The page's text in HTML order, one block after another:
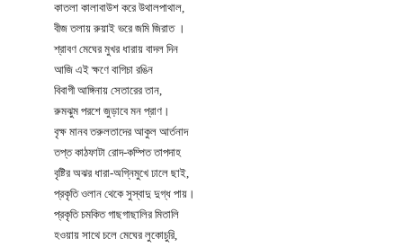
কাতলা কালাবাউশ করে উথালপাথাল,
বীজ তলায় রুয়াই ভরে জমি জিরাত ।
শ্রাবণ মেঘের মুখর ধারায় বাদল দিন
আজি এই ক্ষণে বাগিচা রঙিন
বিবাগী আঙ্গিনায় সেতারের তান,
রুমঝুম পরশে জুড়াবে মন প্রাণ।
বৃক্ষ মানব তরুলতাদের আকুল আর্তনাদ
তপ্ত কাঠফাটা রোদ-কম্পিত তাপদাহ
বৃষ্টির অঝর ধারা-অগ্নিমুখে ঢালে ছাই,
প্রকৃতি ওলান থেকে সুস্বাদু দুগ্ধ পায়।
প্রকৃতি চমকিত গাছগাছালির মিতালি
হওয়ায় সাথে চলে মেঘের লুকোচুরি,